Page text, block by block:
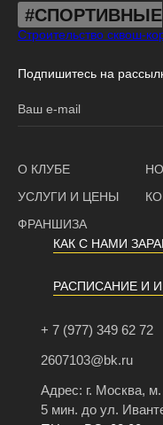
#СПОРТИВНЫЕ
Строительство сквош-
Подпишитесь на
О КЛУБЕ
УСЛУГИ И ЦЕНЫ
ФРАНШИЗА
КАК С НАМИ
РАСПИСАНИЕ И
+ 7 (977) 349 62 72
2607103@bk.ru
Адрес: г. Москва,
5 мин. до ул.